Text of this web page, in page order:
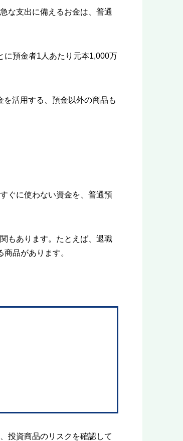
な支出に備えるお金は、普通
に預金者1人あたり元本1,000万
活用する、預金以外の商品も
ぐに使わない資金を、普通預
もあります。たとえば、退職
品があります。
投資商品のリスクを確認して